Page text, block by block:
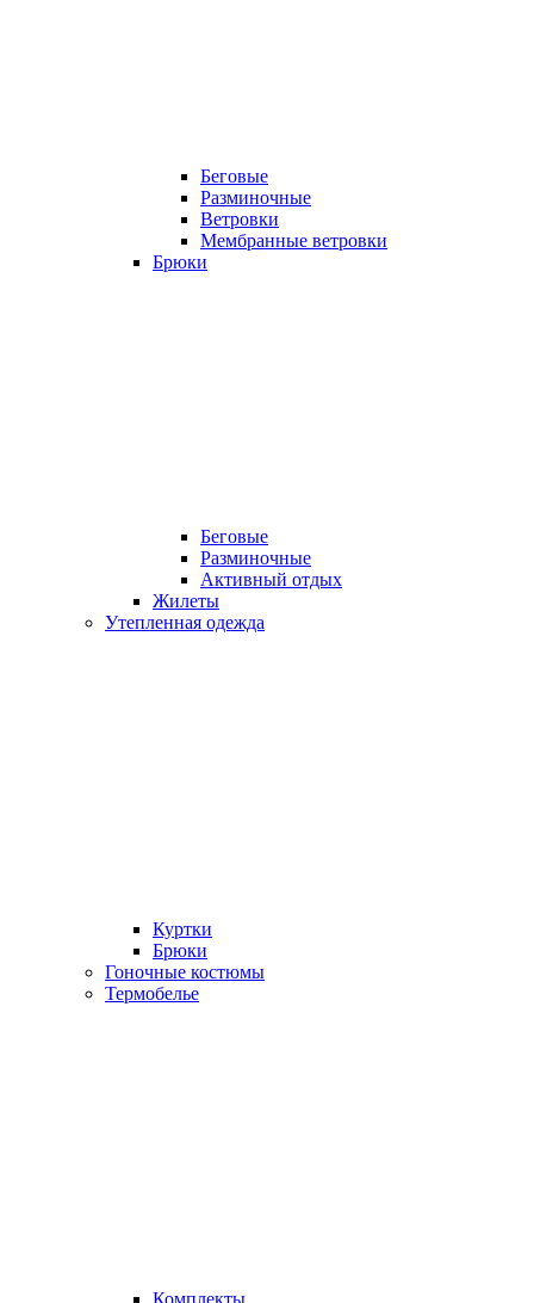
Беговые
Разминочные
Ветровки
Мембранные ветровки
Брюки
Беговые
Разминочные
Активный отдых
Жилеты
Утепленная одежда
Куртки
Брюки
Гоночные костюмы
Термобелье